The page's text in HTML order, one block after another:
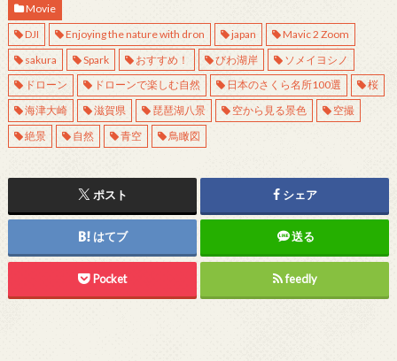
Movie
DJI
Enjoying the nature with dron japan
Mavic 2 Zoom
sakura
Spark おすすめ！ びわ湖岸
ソメイヨシノ
ドローン
ドローンで楽しむ自然 日本のさくら名所100選
桜
海津大崎
滋賀県 琵琶湖八景 空から見る景色
空撮
絶景
自然 青空 鳥瞰図
ポスト シェア
はてブ 送る
Pocket feedly